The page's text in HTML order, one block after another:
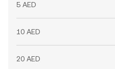
5 AED
10 AED
20 AED